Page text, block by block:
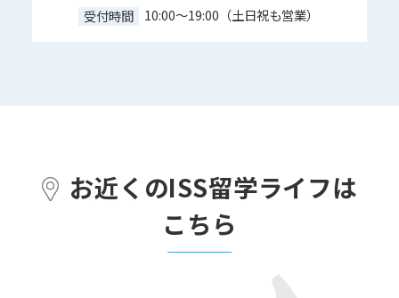
受付時間 10:00～19:00（土日祝も営業）
お近くのISS留学ライフは
こちら